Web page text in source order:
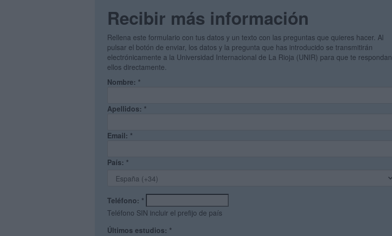
Recibir más información
Rellena este formulario con tus datos y un texto con las preguntas que quieres hacer. Al
pulsar el botón de enviar, los datos y la pregunta que has introducido se transmitirán
electrónicamente a la Universidad Internacional de La Rioja (UNIR) para que te respondan
ellos directamente.
Nombre: *
Apellidos: *
Email: *
País: *
Teléfono: *
Teléfono SIN incluir el prefijo de país
Últimos estudios: *